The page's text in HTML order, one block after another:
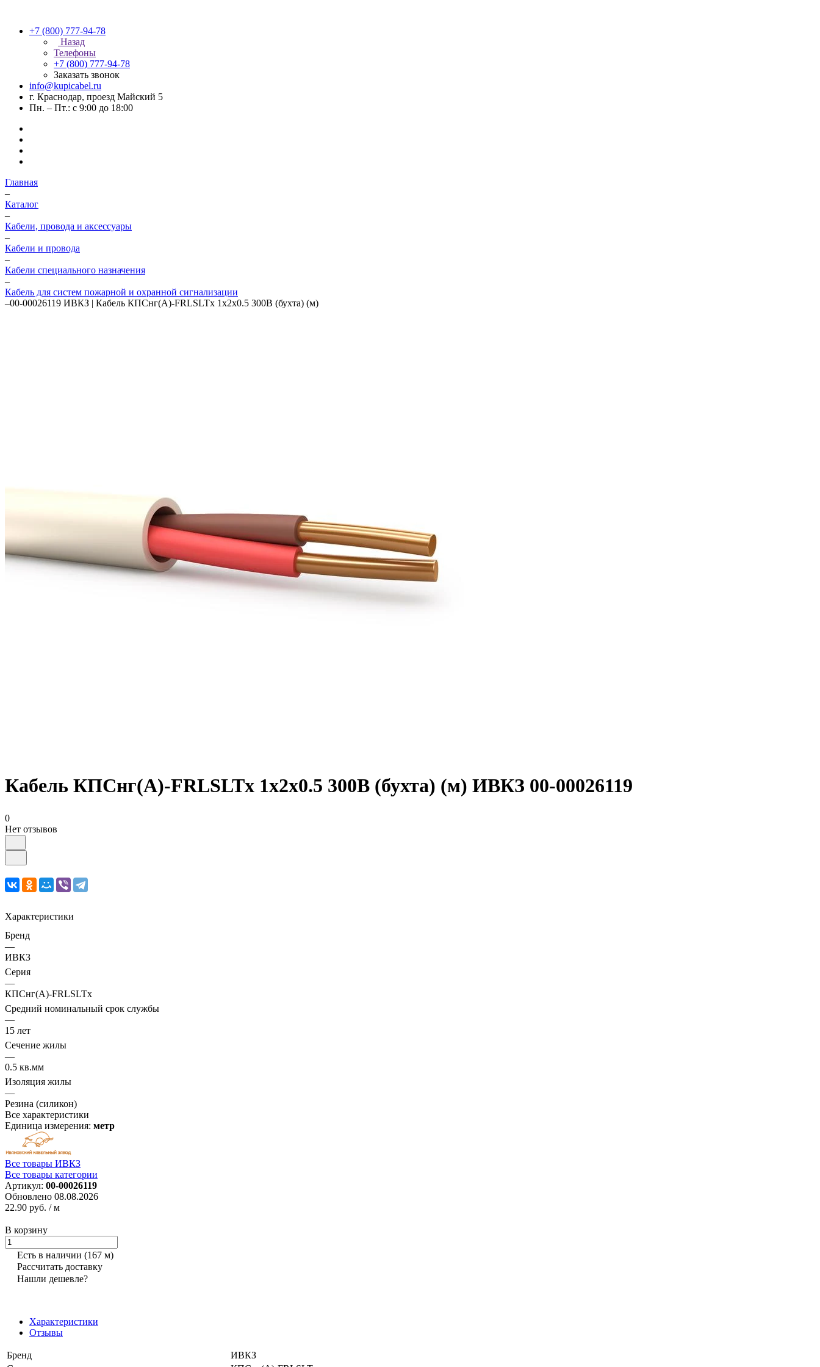
+7 (800) 777-94-78
Назад
Телефоны
+7 (800) 777-94-78
Заказать звонок
info@kupicabel.ru
г. Краснодар, проезд Майский 5
Пн. – Пт.: с 9:00 до 18:00
Главная
–
Каталог
–
Кабели, провода и аксессуары
–
Кабели и провода
–
Кабели специального назначения
–
Кабель для систем пожарной и охранной сигнализации
–00-00026119 ИВКЗ | Кабель КПСнг(А)-FRLSLTx 1х2х0.5 300В (бухта) (м)
Кабель КПСнг(А)-FRLSLTx 1х2х0.5 300В (бухта) (м) ИВКЗ 00-00026119
0
Нет отзывов
Характеристики
Бренд
—
ИВКЗ
Серия
—
КПСнг(А)-FRLSLTx
Средний номинальный срок службы
—
15 лет
Сечение жилы
—
0.5 кв.мм
Изоляция жилы
—
Резина (силикон)
Все характеристики
Единица измерения: метр
Все товары ИВКЗ
Все товары категории
Артикул: 00-00026119
Обновлено 08.08.2026
22.90 руб. / м
В корзину
Есть в наличии (167 м)
Рассчитать доставку
Нашли дешевле?
Характеристики
Отзывы
Бренд
ИВКЗ